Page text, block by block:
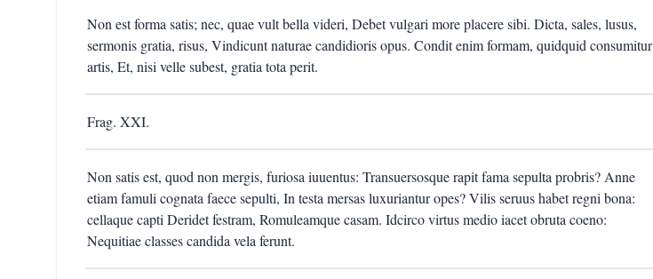
Non est forma satis; nec, quae vult bella videri, Debet vulgari more placere sibi. Dicta, sales, lusus,
sermonis gratia, risus, Vindicunt naturae candidioris opus. Condit enim formam, quidquid consumitur
artis, Et, nisi velle subest, gratia tota perit.
Frag. XXI.
Non satis est, quod non mergis, furiosa iuuentus: Transuersosque rapit fama sepulta probris? Anne
etiam famuli cognata faece sepulti, In testa mersas luxuriantur opes? Vilis seruus habet regni bona:
cellaque capti Deridet festram, Romuleamque casam. Idcirco virtus medio iacet obruta coeno:
Nequitiae classes candida vela ferunt.